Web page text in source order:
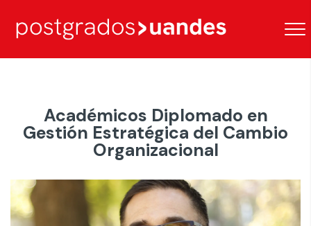
Académicos Diplomado en
Gestión Estratégica del Cambio
Organizacional